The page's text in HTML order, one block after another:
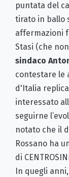
puntata del
tirato in ballo
affermazioni
Stasi (che
sindaco
contestare le
d'Italia
interessato
seguirne
notato che il
Rossano ha
di
In quegli